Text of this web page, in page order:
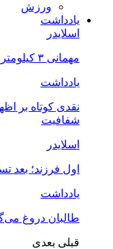
ورزش
یادداشت
اسلایدر
مهمانی ۳ کیلومتری خرم آباد؛ کاری بزرگ با چند نقد کوچک
یادداشت
نقدی کوتاه بر
شفافیت
اسلایدر
اول فرزند؛ بعد
یادداشت
طالبان دروغ
قبلی بعدی